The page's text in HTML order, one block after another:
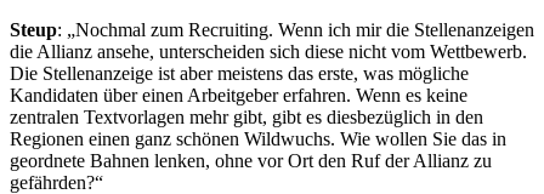
Steup: „Nochmal zum Recruiting. Wenn ich mir die Stellenanzeigen
die Allianz ansehe, unterscheiden sich diese nicht vom Wettbewerb.
Die Stellenanzeige ist aber meistens das erste, was mögliche
Kandidaten über einen Arbeitgeber erfahren. Wenn es keine
zentralen Textvorlagen mehr gibt, gibt es diesbezüglich in den
Regionen einen ganz schönen Wildwuchs. Wie wollen Sie das in
geordnete Bahnen lenken, ohne vor Ort den Ruf der Allianz zu
gefährden?“